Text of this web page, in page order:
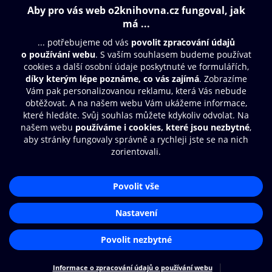
Obsah ke stažení
Moje O2 Knihovna
Další zábava
© O2 Czech Republic a.s.
Zásady zpracování osobních údajů
Nastavení cookies
Aplikace O2 Knihovna
Čti a poslouchej své e-knihy a
audioknihy rychleji a pohodlněji.